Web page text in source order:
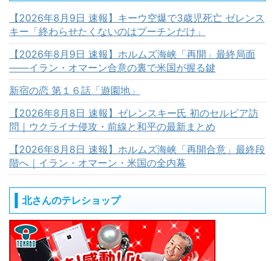
【2026年8月9日 速報】キーウ空爆で3歳児死亡 ゼレンス
キー「終わらせたくないのはプーチンだけ」
【2026年8月9日 速報】ホルムズ海峡「再開」最終局面
――イラン・オマーン合意の裏で米国が握る鍵
新宿の恋 第１６話「遊園地」
【2026年8月8日 速報】ゼレンスキー氏 初のセルビア訪
問｜ウクライナ侵攻・前線と和平の最新まとめ
【2026年8月8日 速報】ホルムズ海峡「再開合意」最終段
階へ｜イラン・オマーン・米国の全内幕
北さんのテレショップ